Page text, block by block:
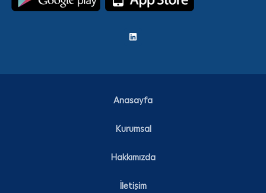
Anasayfa
Kurumsal
Hakkımızda
İletişim